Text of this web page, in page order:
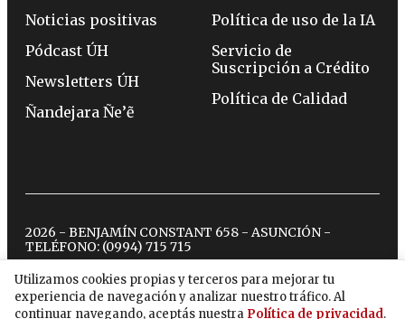
Utilizamos cookies propias y terceros para mejorar tu
experiencia de navegación y analizar nuestro tráfico. Al
continuar navegando, aceptás nuestra Política de privacidad.
Noticias positivas
Pódcast ÚH
Newsletters ÚH
Ñandejara Ñe’ẽ
Política de uso de la IA
Servicio de
Suscripción a Crédito
Política de Calidad
2026 - BENJAMÍN CONSTANT 658 - ASUNCIÓN -
TELÉFONO: (0994) 715 715
twitterinstagram
facebook
tiktokyoutubespotify